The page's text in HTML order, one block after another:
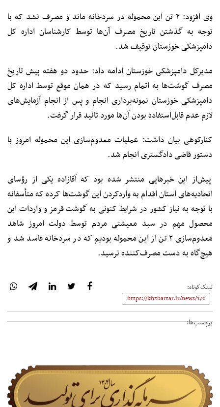
وی افزود: ۲ تن این محموله در سردخانه ماند و مصرف نشد که با
توجه به گذشتن تاریخ‌ مصرف آن‌ها توسط کارشناسان اداره کل
دامپزشکی خوزستان توقیف شد.
مدیرکل دامپزشکی خوزستان ادامه داد: حدود دو هفته پیش تاریخ‌
مصرف گوشت‌ها به اتمام رسید که در همان موقع توسط اداره کل
دامپزشکی خوزستان نمونه‌برداری انجام و پس از انجام آزمایش‌های
لازم عدم قابل‌استفاده بودن آن‌ها مورد تائید قرار گرفت.
کنارکوهی بیان داشت: عملیات معدوم‌سازی این محموله امروز با
دستور قاضی دادگستری انجام شد.
پیش‌از این خبرهایی منتشر شده‌ بود که آقازاده یکی از رؤسای
اتحادیه‌های استان اقدام به واردکردن این گوشت‌ها کرده که متأسفانه
با توجه به نیاز کشور در شرایط کنونی به گوشت قرمز و واردات این
محصول مهم در سبد معیشتی مردم توسط دولت امروز شاهد
معدوم‌سازی ۲ تن از این محموله بودیم که در سردخانه فاسد شد و
هیچ‌گاه به دست مصرف‌کننده نرسید.
لینک‌کوتاه:
برچسب‌ها: